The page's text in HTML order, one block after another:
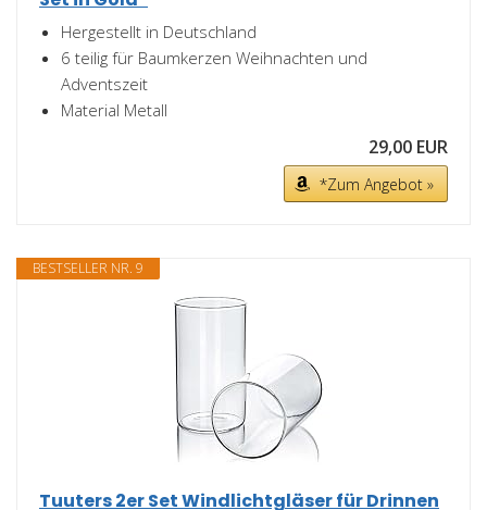
Hergestellt in Deutschland
6 teilig für Baumkerzen Weihnachten und
Adventszeit
Material Metall
29,00 EUR
*Zum Angebot »
BESTSELLER NR. 9
Tuuters 2er Set Windlichtgläser für Drinnen